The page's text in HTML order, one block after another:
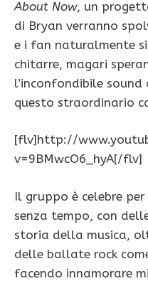
About Now, un
di Bryan verranno
e i fan naturalmente
chitarre, magari
l’inconfondibile
questo straordinario
[flv]http://
v=9BMwcO6_hyA[/flv]
Il gruppo è celebre
senza tempo, con
storia della musica,
delle ballate rock
facendo innamorare